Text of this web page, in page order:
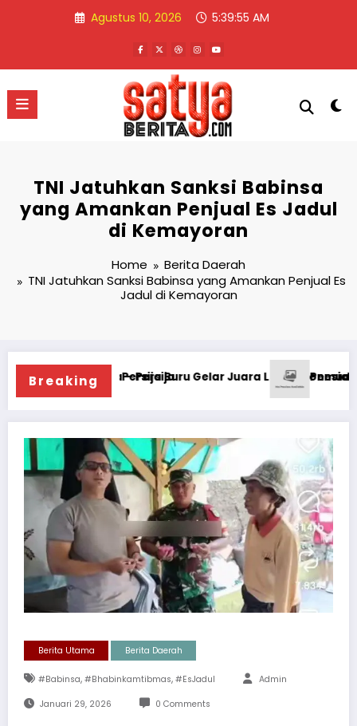
Agustus 10, 2026 5:39:56 AM
TNI Jatuhkan Sanksi Babinsa
yang Amankan Penjual Es Jadul
di Kemayoran
Home
Berita Daerah
TNI Jatuhkan Sanksi Babinsa yang Amankan Penjual Es
Jadul di Kemayoran
Breaking
Jakarta – Persija
Energi Persija Buru Gelar Juara Liga IndonesiaPemuda LIRA
Berita Utama Berita Daerah
#Babinsa, #Bhabinkamtibmas, #EsJadul Admin
Januari 29, 2026 0 Comments